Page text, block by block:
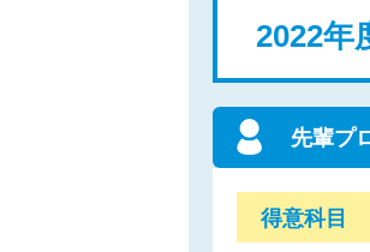
2022年
先輩プ
得意科目